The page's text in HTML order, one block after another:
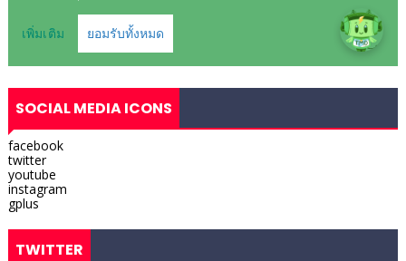
SOCIAL MEDIA ICONS
facebook
twitter
youtube
instagram
gplus
TWITTER